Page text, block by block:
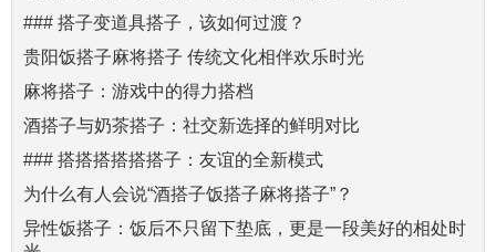
### 搭子变道具搭子，该如何过渡？
贵阳饭搭子麻将搭子 传统文化相伴欢乐时光
麻将搭子：游戏中的得力搭档
酒搭子与奶茶搭子：社交新选择的鲜明对比
### 搭搭搭搭搭搭子：友谊的全新模式
为什么有人会说“酒搭子饭搭子麻将搭子”？
异性饭搭子：饭后不只留下垫底，更是一段美好的相处时